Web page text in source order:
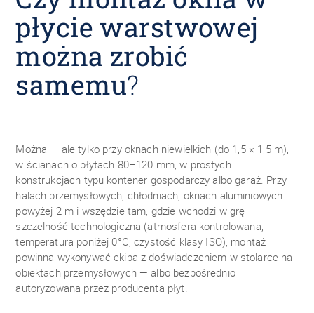
płycie warstwowej
można zrobić
samemu?
Można — ale tylko przy oknach niewielkich (do 1,5 × 1,5 m),
w ścianach o płytach 80–120 mm, w prostych
konstrukcjach typu kontener gospodarczy albo garaż. Przy
halach przemysłowych, chłodniach, oknach aluminiowych
powyżej 2 m i wszędzie tam, gdzie wchodzi w grę
szczelność technologiczna (atmosfera kontrolowana,
temperatura poniżej 0°C, czystość klasy ISO), montaż
powinna wykonywać ekipa z doświadczeniem w stolarce na
obiektach przemysłowych — albo bezpośrednio
autoryzowana przez producenta płyt.